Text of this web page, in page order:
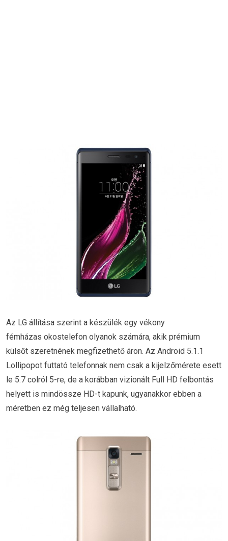
Az LG állítása szerint a készülék egy vékony
fémházas okostelefon olyanok számára, akik prémium
külsőt szeretnének megfizethető áron. Az Android 5.1.1
Lollipopot futtató telefonnak nem csak a kijelzőmérete esett
le 5.7 colról 5-re, de a korábban vizionált Full HD felbontás
helyett is mindössze HD-t kapunk, ugyanakkor ebben a
méretben ez még teljesen vállalható.